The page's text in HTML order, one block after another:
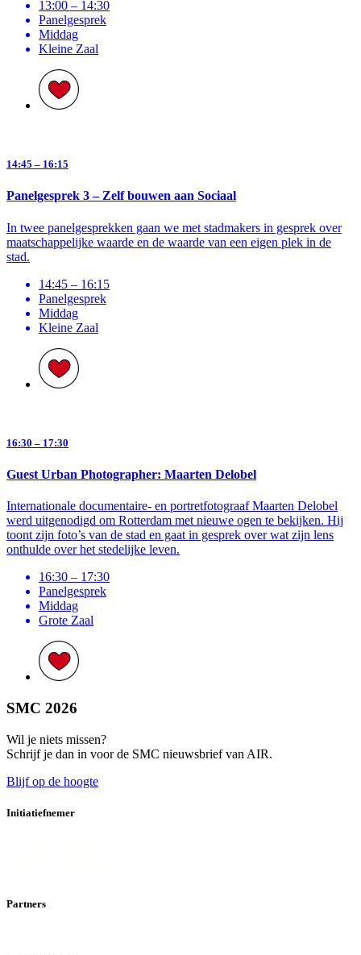
13:00 – 14:30
Panelgesprek
Middag
Kleine Zaal
14:45 – 16:15
Panelgesprek 3 – Zelf bouwen aan Sociaal
In twee panelgesprekken gaan we met stadmakers in gesprek over
maatschappelijke waarde en de waarde van een eigen plek in de
stad.
14:45 – 16:15
Panelgesprek
Middag
Kleine Zaal
16:30 – 17:30
Guest Urban Photographer: Maarten Delobel
Internationale documentaire- en portretfotograaf Maarten Delobel
werd uitgenodigd om Rotterdam met nieuwe ogen te bekijken. Hij
toont zijn foto’s van de stad en gaat in gesprek over wat zijn lens
onthulde over het stedelijke leven.
16:30 – 17:30
Panelgesprek
Middag
Grote Zaal
SMC 2026
Wil je niets missen?
Schrijf je dan in voor de SMC nieuwsbrief van AIR.
Blijf op de hoogte
Initiatiefnemer
Partners